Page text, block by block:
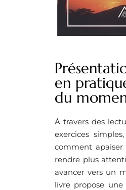
en
du
À travers des
exercices
comment apaiser
rendre plus
avancer vers un
livre propose